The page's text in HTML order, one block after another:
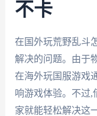
不卡
在国外玩荒野乱斗
解决的问题。由于
在海外玩国服游戏
响游戏体验。不过
家就能轻松解决这